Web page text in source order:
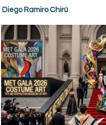
Diego Ramiro Chirú